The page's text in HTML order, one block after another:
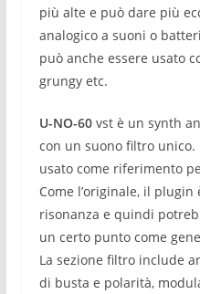
più alte e può dare più
analogico a suoni o
può anche essere usato
grungy etc.
U-NO-60vst è un synth
con un suono filtro unico.
usato come riferimento
Come l’originale, il
risonanza e quindi
un certo punto come
La sezione filtro include
di busta e polarità,